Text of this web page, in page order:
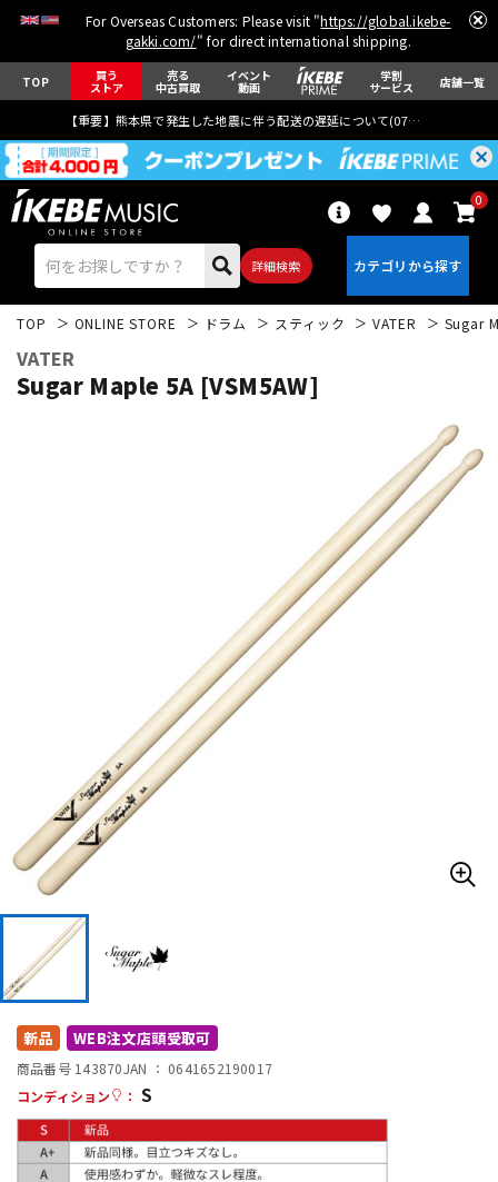
For Overseas Customers: Please visit "https://global.ikebe-
gakki.com/" for direct international shipping.
TOP 買う
ストア
売る
中古買取
イベント
動画
学割
サービス 店舗一覧
【重要】熊本県で発生した地震に伴う配送の遅延について(07月29日
詳細検索
0
アコギ/エレアコ
ウクレレ
パーカッション
管楽器
アンプ
配信/ライブ機器
中古
TOP ONLINE STORE ドラム スティック VATER Sugar
VATER
Sugar Maple 5A [VSM5AW]
新品 WEB注文店頭受取可
商品番号 143870JAN ： 0641652190017
コンディション
： S